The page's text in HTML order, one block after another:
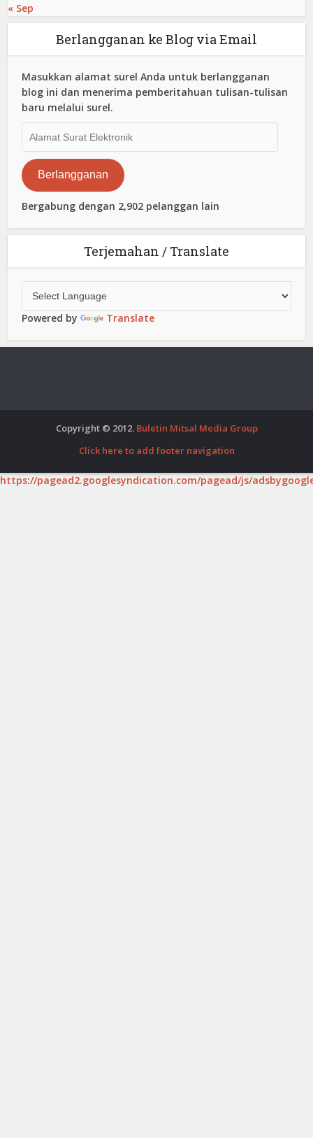
« Sep
Berlangganan ke Blog via Email
Masukkan alamat surel Anda untuk berlangganan
blog ini dan menerima pemberitahuan tulisan-tulisan
baru melalui surel.
Surat
Elektronik
Berlangganan
Bergabung dengan 2,902 pelanggan lain
Terjemahan / Translate
Powered by Translate
Copyright © 2012. Buletin Mitsal Media Group
Click here to add footer navigation
https://pagead2.googlesyndication.com/pagead/js/